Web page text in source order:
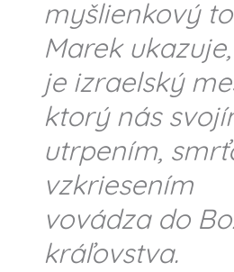
myšlienkový
Marek
je izraelský
ktorý nás
utrpením,
vzkriesením
vovádza do
kráľovstva.